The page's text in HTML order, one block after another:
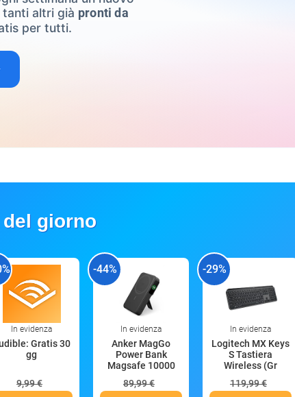
tanti altri già pronti da
per tutti.
giorno
In evidenza
Gratis 30
gg
9,99 €
-44%
In evidenza
Anker MagGo
Power Bank
Magsafe 10000
89,99 €
-29%
In evidenza
Logitech MX Keys
S Tastiera
Wireless (Gr
119,99 €